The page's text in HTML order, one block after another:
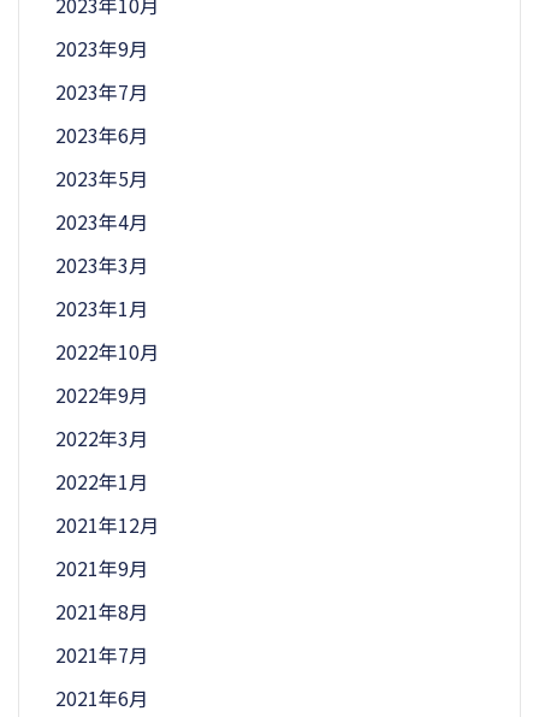
2023年9月
2023年7月
2023年6月
2023年5月
2023年4月
2023年3月
2023年1月
2022年10月
2022年9月
2022年3月
2022年1月
2021年12月
2021年9月
2021年8月
2021年7月
2021年6月